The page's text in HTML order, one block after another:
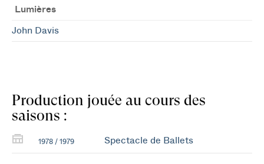
Lumières
John Davis
Production jouée au cours des
saisons :
1978 / 1979 Spectacle de Ballets